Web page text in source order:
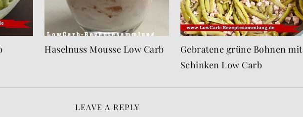
Haselnuss Mousse Low Carb
Gebratene grüne Bohnen mit
Schinken Low Carb
LEAVE A REPLY